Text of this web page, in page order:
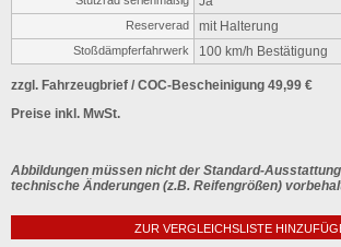
Reserverad mit Halterung
Stoßdämpferfahrwerk 100 km/h Bestätigung
zzgl. Fahrzeugbrief / COC-Bescheinigung 49,99 €
Preise inkl. MwSt.
Abbildungen müssen nicht der Standard-
technische Änderungen (z.B. Reifengrößen)
ZUR VERGLEICHSLISTE